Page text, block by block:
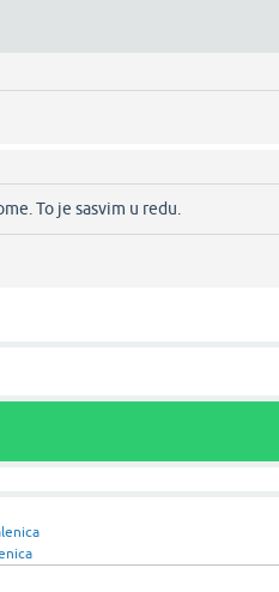
To je sasvim u redu.‌